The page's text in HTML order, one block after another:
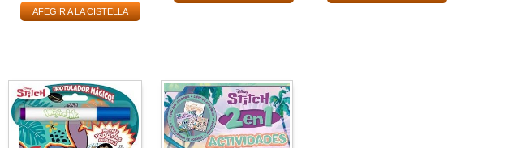
AFEGIR A LA CISTELLA